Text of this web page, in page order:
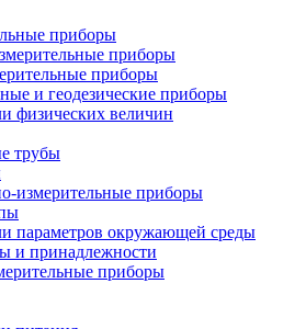
приборы
приборы
приборы
и геодезические приборы
физических величин
трубы
измерительные приборы
параметров окружающей среды
и принадлежности
приборы